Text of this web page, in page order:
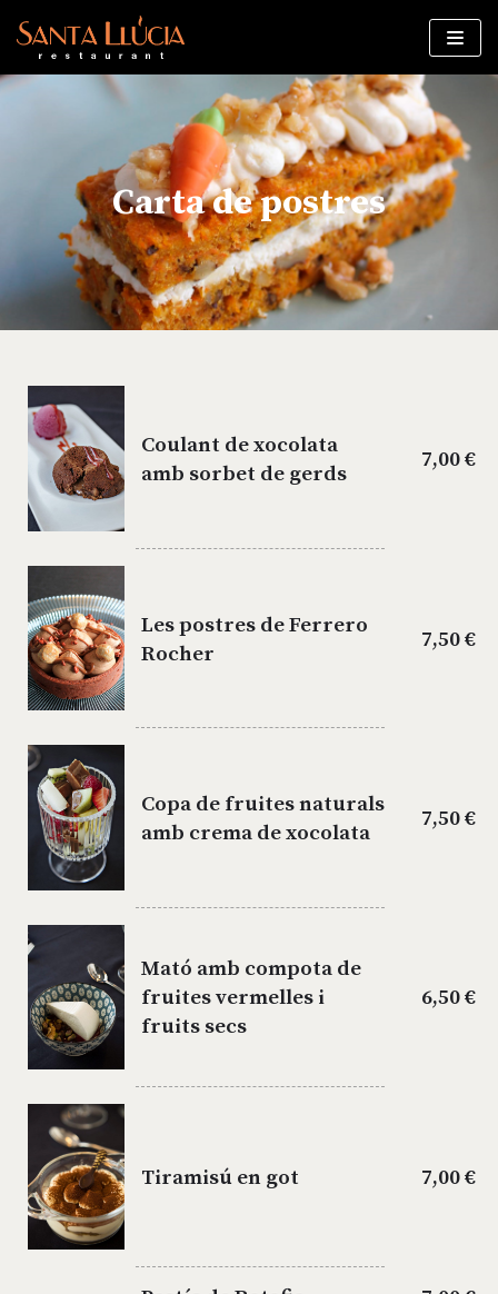
Saltar
al
contenido
Carta de postres
Coulant de xocolata
amb sorbet de gerds
7,00 €
Les postres de Ferrero
Rocher
7,50 €
Copa de fruites naturals
amb crema de xocolata
7,50 €
Mató amb compota de
fruites vermelles i
fruits secs
6,50 €
Tiramisú en got 7,00 €